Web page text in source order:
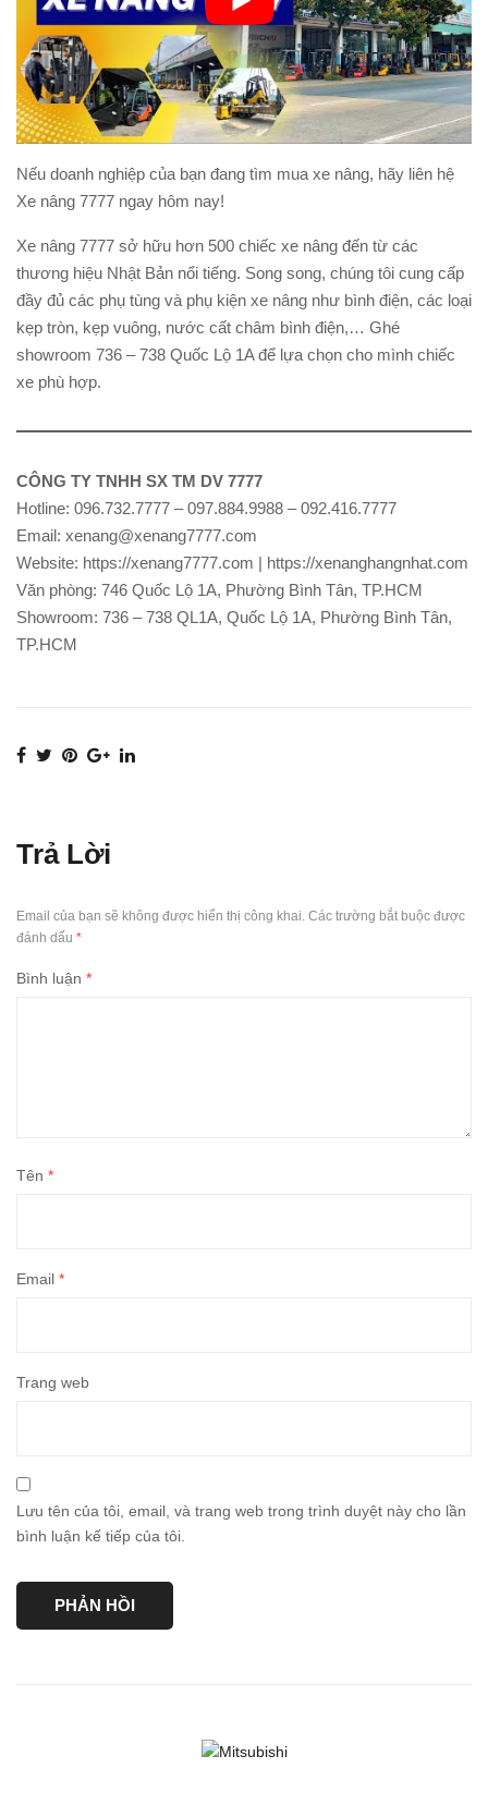
Nếu doanh nghiệp của bạn đang tìm mua xe nâng, hãy liên hệ
Xe nâng 7777 ngay hôm nay!
Xe nâng 7777 sở hữu hơn 500 chiếc xe nâng đến từ các
thương hiệu Nhật Bản nổi tiếng. Song song, chúng tôi cung cấp
đầy đủ các phụ tùng và phụ kiện xe nâng như bình điện, các loại
kẹp tròn, kẹp vuông, nước cất châm bình điện,… Ghé
showroom 736 – 738 Quốc Lộ 1A để lựa chọn cho mình chiếc
xe phù hợp.
CÔNG TY TNHH SX TM DV 7777
Hotline: 096.732.7777 – 097.884.9988 – 092.416.7777
Email: xenang@xenang7777.com
Website: https://xenang7777.com | https://xenanghangnhat.com
Văn phòng: 746 Quốc Lộ 1A, Phường Bình Tân, TP.HCM
Showroom: 736 – 738 QL1A, Quốc Lộ 1A, Phường Bình Tân,
TP.HCM
Trả Lời
Email của bạn sẽ không được hiển thị công khai. Các trường bắt buộc được
đánh dấu *
Bình luận *
Tên *
Email *
Trang web
Lưu tên của tôi, email, và trang web trong trình duyệt này cho lần
bình luận kế tiếp của tôi.